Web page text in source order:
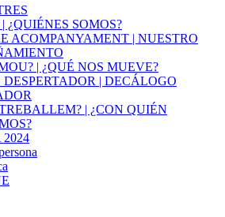
¿QUIÉNES SOMOS?
ACOMPANYAMENT | NUESTRO
| ¿QUÉ NOS MUEVE?
| DECÁLOGO
| ¿CON QUIÉN